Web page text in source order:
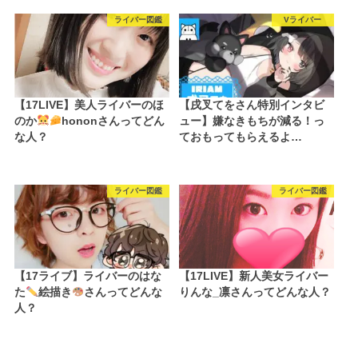
ライバー図鑑
【17LIVE】美人ライバーのほ
のか
hononさんってどん
な人？
Vライバー
【戌叉てをさん特別インタビ
ュー】嫌なきもちが減る！っ
ておもってもらえるよ…
ライバー図鑑
【17ライブ】ライバーのはな
た
絵描き
さんってどんな
人？
ライバー図鑑
【17LIVE】新人美女ライバー
りんな_凛さんってどんな人？